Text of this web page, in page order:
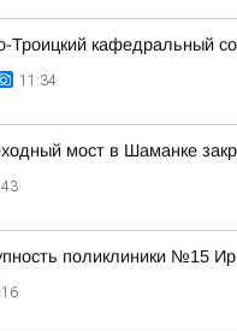
Троицкий кафедральный
11:34
мост в Шаманке
поликлиники №15